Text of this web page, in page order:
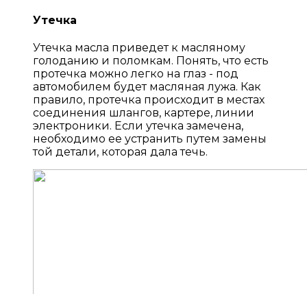
Утечка
Утечка масла приведет к масляному
голоданию и поломкам. Понять, что есть
протечка можно легко на глаз - под
автомобилем будет масляная лужа. Как
правило, протечка происходит в местах
соединения шлангов, картере, линии
электроники. Если утечка замечена,
необходимо ее устранить путем замены
той детали, которая дала течь.